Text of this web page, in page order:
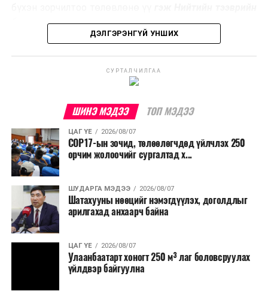
улсад өргөн ашиглаж байна.
бодлогын газраас мэдээллээ.
ДЭЛГЭРЭНГҮЙ УНШИХ
СУРТАЛЧИЛГАА
ШИНЭ МЭДЭЭ ТОП МЭДЭЭ
ЦАГ ҮЕ 2026/08/07
COP17-ын зочид, төлөөлөгчдөд үйлчлэх 250
орчим жолоочийг сургалтад х...
ШУДАРГА МЭДЭЭ 2026/08/07
Шатахууны нөөцийг нэмэгдүүлэх, доголдлыг
арилгахад анхаарч байна
ЦАГ ҮЕ 2026/08/07
Улаанбаатарт хоногт 250 м³ лаг боловсруулах
үйлдвэр байгуулна